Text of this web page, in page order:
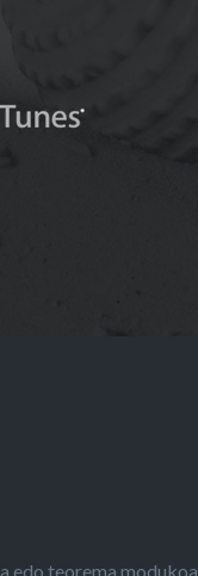
edo teorema